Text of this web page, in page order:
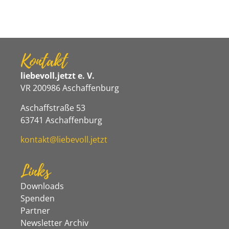
Kontakt
liebevoll.jetzt e. V.
VR 200986 Aschaffenburg
Aschaffstraße 53
63741 Aschaffenburg
kontakt@liebevoll.jetzt
Links
Downloads
Spenden
Partner
Newsletter Archiv